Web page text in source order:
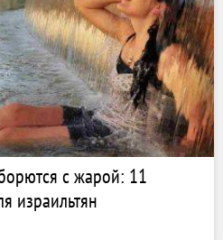
с жарой: 11
израильтян